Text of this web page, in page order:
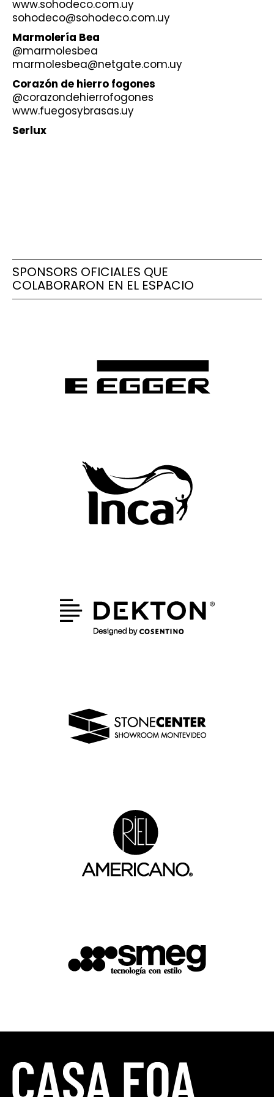
www.sohodeco.com.uy
sohodeco@sohodeco.com.uy
Marmolería Bea
@marmolesbea
marmolesbea@netgate.com.uy
Corazón de hierro fogones
@corazondehierrofogones
www.fuegosybrasas.uy
Serlux
SPONSORS OFICIALES QUE
COLABORARON EN EL ESPACIO